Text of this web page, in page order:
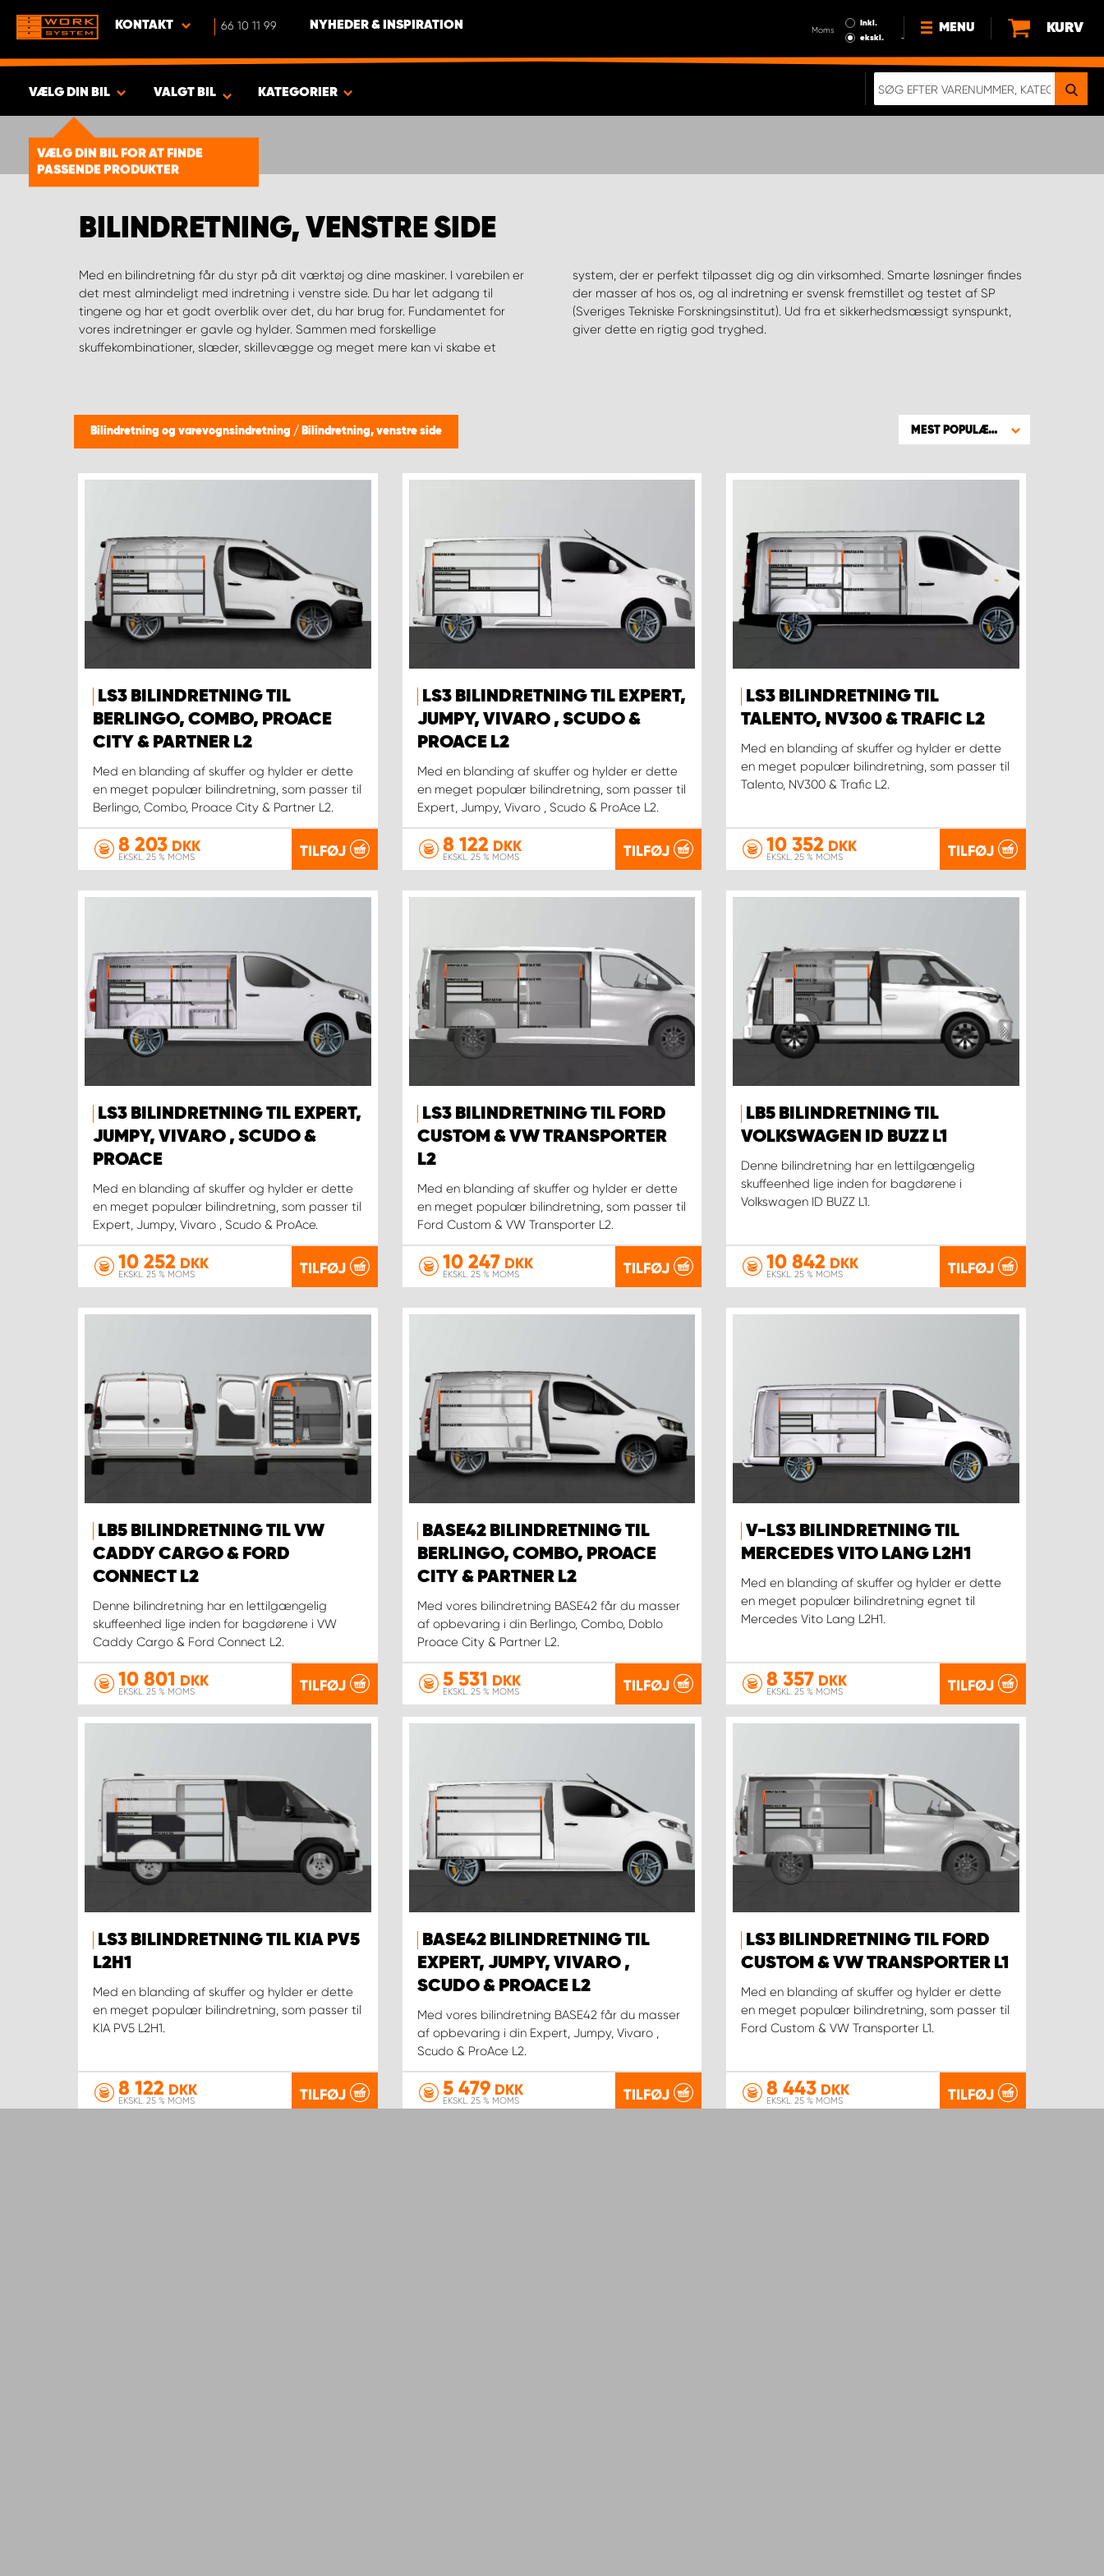
KONTAKT 66 10 11 99 NYHEDER & INSPIRATION Moms
Inkl.
ekskl.
MENU
HVORFOR VÆLGE WORK
GDPR
EN RIGTIG KOLLISIONSTEST
KURV
VÆLG DIN BIL
VÆLG DIN BIL FOR AT FINDE
PASSENDE PRODUKTER
VIS RESULTAT - 1930PRODUKTER
VALGT BIL KATEGORIER
BILINDRETNING, VENSTRE SIDE
Med en bilindretning får du styr på dit værktøj og dine maskiner. I varebilen er
det mest almindeligt med indretning i venstre side. Du har let adgang til
tingene og har et godt overblik over det, du har brug for. Fundamentet for
vores indretninger er gavle og hylder. Sammen med forskellige
skuffekombinationer, slæder, skillevægge og meget mere kan vi skabe et
system, der er perfekt tilpasset dig og din virksomhed. Smarte løsninger findes
der masser af hos os, og al indretning er svensk fremstillet og testet af SP
(Sveriges Tekniske Forskningsinstitut). Ud fra et sikkerhedsmæssigt synspunkt,
giver dette en rigtig god tryghed.
Bilindretning og varevognsindretning / Bilindretning, venstre side MEST POPULÆRE
LS3 BILINDRETNING TIL
BERLINGO, COMBO, PROACE
CITY & PARTNER L2
Med en blanding af skuffer og hylder er dette
en meget populær bilindretning, som passer til
Berlingo, Combo, Proace City & Partner L2.
8 203 DKK
EKSKL. 25 % MOMS TILFØJ
LS3 BILINDRETNING TIL EXPERT,
JUMPY, VIVARO , SCUDO &
PROACE L2
Med en blanding af skuffer og hylder er dette
en meget populær bilindretning, som passer til
Expert, Jumpy, Vivaro , Scudo & ProAce L2.
8 122 DKK
EKSKL. 25 % MOMS TILFØJ
LS3 BILINDRETNING TIL
TALENTO, NV300 & TRAFIC L2
Med en blanding af skuffer og hylder er dette
en meget populær bilindretning, som passer til
Talento, NV300 & Trafic L2.
10 352 DKK
EKSKL. 25 % MOMS TILFØJ
LS3 BILINDRETNING TIL EXPERT,
JUMPY, VIVARO , SCUDO &
PROACE
Med en blanding af skuffer og hylder er dette
en meget populær bilindretning, som passer til
Expert, Jumpy, Vivaro , Scudo & ProAce.
10 252 DKK
EKSKL. 25 % MOMS TILFØJ
LS3 BILINDRETNING TIL FORD
CUSTOM & VW TRANSPORTER
L2
Med en blanding af skuffer og hylder er dette
en meget populær bilindretning, som passer til
Ford Custom & VW Transporter L2.
10 247DKK
EKSKL. 25 % MOMS TILFØJ
LB5 BILINDRETNING TIL
VOLKSWAGEN ID BUZZ L1
Denne bilindretning har en lettilgængelig
skuffeenhed lige inden for bagdørene i
Volkswagen ID BUZZ L1.
10 842 DKK
EKSKL. 25 % MOMS TILFØJ
LB5 BILINDRETNING TIL VW
CADDY CARGO & FORD
CONNECT L2
Denne bilindretning har en lettilgængelig
skuffeenhed lige inden for bagdørene i VW
Caddy Cargo & Ford Connect L2.
10 801 DKK
EKSKL. 25 % MOMS TILFØJ
BASE42 BILINDRETNING TIL
BERLINGO, COMBO, PROACE
CITY & PARTNER L2
Med vores bilindretning BASE42 får du masser
af opbevaring i din Berlingo, Combo, Doblo
Proace City & Partner L2.
5 531 DKK
EKSKL. 25 % MOMS TILFØJ
V-LS3 BILINDRETNING TIL
MERCEDES VITO LANG L2H1
Med en blanding af skuffer og hylder er dette
en meget populær bilindretning egnet til
Mercedes Vito Lang L2H1.
8 357 DKK
EKSKL. 25 % MOMS TILFØJ
LS3 BILINDRETNING TIL KIA PV5
L2H1
Med en blanding af skuffer og hylder er dette
en meget populær bilindretning, som passer til
KIA PV5 L2H1.
8 122 DKK
EKSKL. 25 % MOMS TILFØJ
BASE42 BILINDRETNING TIL
EXPERT, JUMPY, VIVARO ,
SCUDO & PROACE L2
Med vores bilindretning BASE42 får du masser
af opbevaring i din Expert, Jumpy, Vivaro ,
Scudo & ProAce L2.
5 479DKK
EKSKL. 25 % MOMS TILFØJ
LS3 BILINDRETNING TIL FORD
CUSTOM & VW TRANSPORTER L1
Med en blanding af skuffer og hylder er dette
en meget populær bilindretning, som passer til
Ford Custom & VW Transporter L1.
8 443 DKK
EKSKL. 25 % MOMS TILFØJ